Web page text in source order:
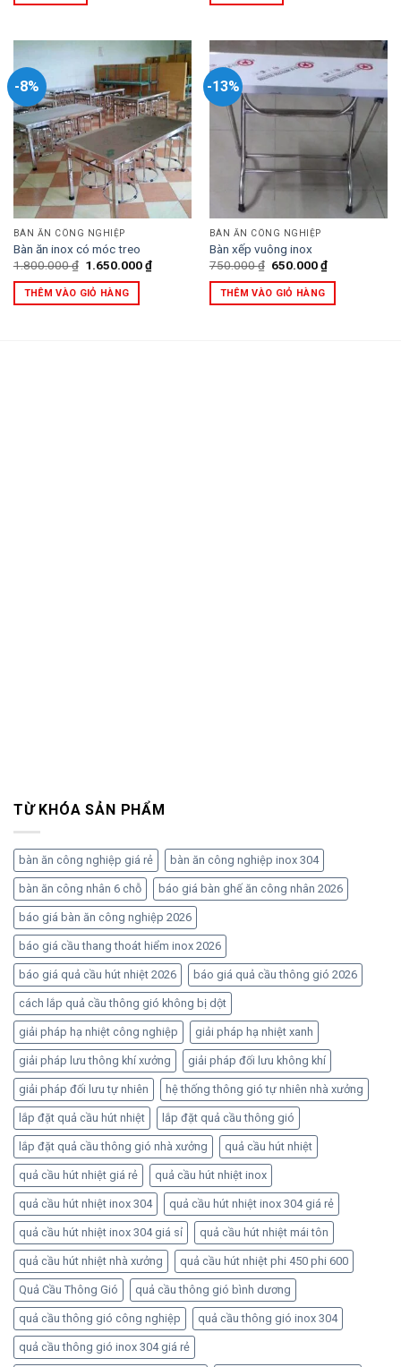
-8%
BÀN ĂN CÔNG NGHIỆP
Bàn ăn inox có móc treo
1.800.000₫ Giá
là:
1.800.000 ₫.
1.650.000₫Giá
hiện
THÊM VÀO GIỎ HÀNG
-13%
BÀN ĂN CÔNG NGHIỆP
Bàn xếp vuông inox
750.000₫ Giá
là:
750.000 ₫.
650.000₫Giá
hiện
tại
THÊM VÀO GIỎ HÀNG
TỪ KHÓA SẢN PHẨM
bàn ăn công nghiệp giá rẻ bàn ăn công nghiệp inox 304
bàn ăn công nhân 6 chỗ báo giá bàn ghế ăn công nhân 2026
báo giá bàn ăn công nghiệp 2026
báo giá cầu thang thoát hiểm inox 2026
báo giá quả cầu hút nhiệt 2026 báo giá quả cầu thông gió 2026
cách lắp quả cầu thông gió không bị dột
giải pháp hạ nhiệt công nghiệp giải pháp hạ nhiệt xanh
giải pháp lưu thông khí xưởng giải pháp đối lưu không khí
giải pháp đối lưu tự nhiên hệ thống thông gió tự nhiên nhà xưởng
lắp đặt quả cầu hút nhiệt lắp đặt quả cầu thông gió
lắp đặt quả cầu thông gió nhà xưởng quả cầu hút nhiệt
quả cầu hút nhiệt giá rẻ quả cầu hút nhiệt inox
quả cầu hút nhiệt inox 304 quả cầu hút nhiệt inox 304 giá rẻ
quả cầu hút nhiệt inox 304 giá sỉ quả cầu hút nhiệt mái tôn
quả cầu hút nhiệt nhà xưởng quả cầu hút nhiệt phi 450 phi 600
Quả Cầu Thông Gió quả cầu thông gió bình dương
quả cầu thông gió công nghiệp quả cầu thông gió inox 304
quả cầu thông gió inox 304 giá rẻ